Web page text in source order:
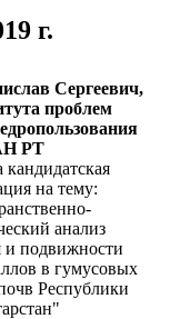
г.
Сергеевич,
проблем
РТ
на тему:
анализ
и подвижности
в гумусовых
Республики